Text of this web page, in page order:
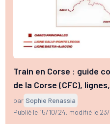
Train en Corse : guide
de la Corse (CFC),
par Sophie Renassia
Publié le 15/10/24, modifié le